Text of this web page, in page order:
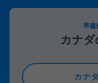
早速
カナ
カナ